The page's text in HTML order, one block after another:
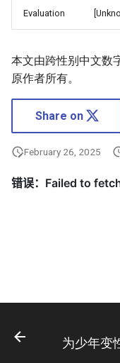
Evaluation
本文由跨性别中文数
原作者所有。
Share on
February 26, 2025
为少年变